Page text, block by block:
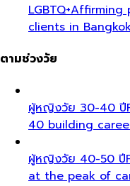
LGBTQ+Affirming
clients in
ตามช่วงวัย
ผู้หญิงวัย 30-40 ปี
40 building
ผู้หญิงวัย 40-50 ปี
at the peak of